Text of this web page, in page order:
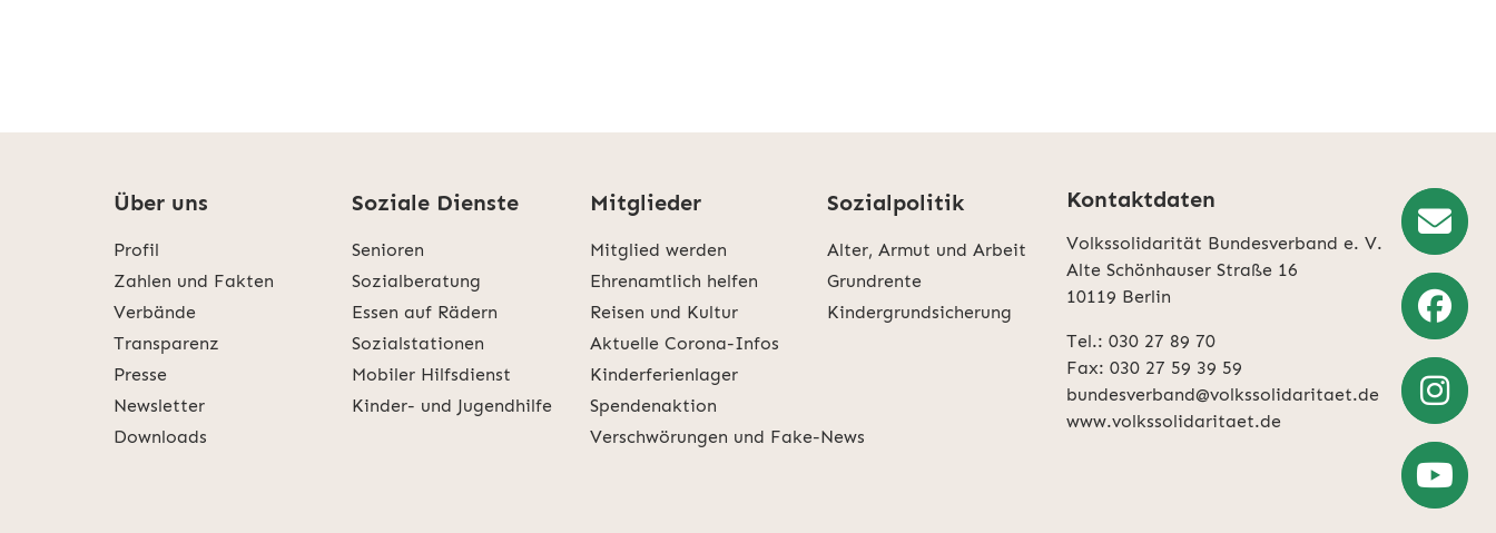
Über uns
Profil
Zahlen und Fakten
Verbände
Transparenz
Presse
Newsletter
Downloads
Soziale Dienste
Senioren
Sozialberatung
Essen auf Rädern
Sozialstationen
Mobiler Hilfsdienst
Kinder- und Jugendhilfe
Mitglieder
Mitglied werden
Ehrenamtlich helfen
Reisen und Kultur
Aktuelle Corona-Infos
Kinderferienlager
Spendenaktion
Verschwörungen und Fake-News
Sozialpolitik
Alter, Armut und Arbeit
Grundrente
Kindergrundsicherung
Kontaktdaten
Volkssolidarität Bundesverband e. V.
Alte Schönhauser Straße 16
10119 Berlin
Tel.: 030 27 89 70
Fax: 030 27 59 39 59
bundesverband@volkssolidaritaet.de
www.volkssolidaritaet.de
Weiter
zu
Facebook
Weiter
zu